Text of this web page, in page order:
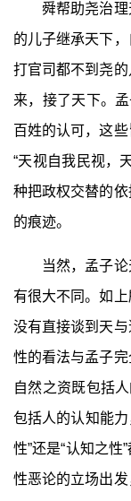
舜帮助尧治理
的儿子继承天下
打官司都不到尧
来，接了天下。
百姓的认可，这
“天视自我民视，
种把政权交替的
的痕迹。
当然，孟子论
有很大不同。如上
没有直接谈到天
性的看法与孟子
自然之资既包括
包括人的认知能力
性”还是“认知之
性恶论的立场出